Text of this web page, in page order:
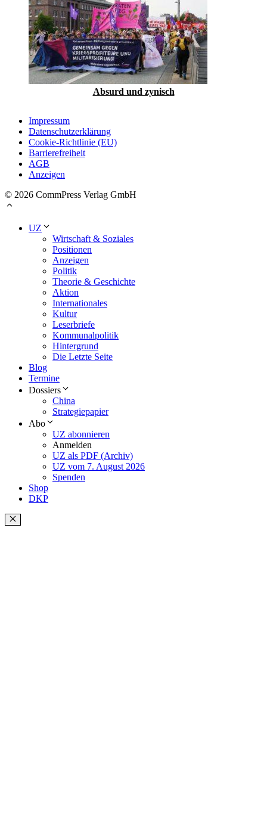
Absurd und zynisch
Impressum
Datenschutzerklärung
Cookie-Richtlinie (EU)
Barrierefreiheit
AGB
Anzeigen
© 2026 CommPress Verlag GmbH
UZ
Wirtschaft & Soziales
Positionen
Anzeigen
Politik
Theorie & Geschichte
Aktion
Internationales
Kultur
Leserbriefe
Kommunalpolitik
Hintergrund
Die Letzte Seite
Blog
Termine
Dossiers
China
Strategiepapier
Abo
UZ abonnieren
Anmelden
UZ als PDF (Archiv)
UZ vom 7. August 2026
Spenden
Shop
DKP
Schließen